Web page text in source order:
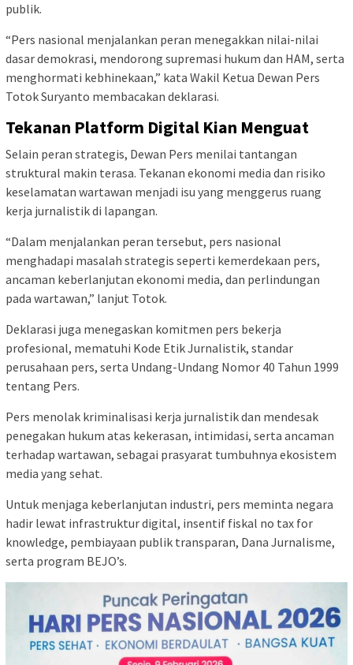
publik.
“Pers nasional menjalankan peran menegakkan nilai-nilai
dasar demokrasi, mendorong supremasi hukum dan HAM, serta
menghormati kebhinekaan,” kata Wakil Ketua Dewan Pers
Totok Suryanto membacakan deklarasi.
Tekanan Platform Digital Kian Menguat
Selain peran strategis, Dewan Pers menilai tantangan
struktural makin terasa. Tekanan ekonomi media dan risiko
keselamatan wartawan menjadi isu yang menggerus ruang
kerja jurnalistik di lapangan.
“Dalam menjalankan peran tersebut, pers nasional
menghadapi masalah strategis seperti kemerdekaan pers,
ancaman keberlanjutan ekonomi media, dan perlindungan
pada wartawan,” lanjut Totok.
Deklarasi juga menegaskan komitmen pers bekerja
profesional, mematuhi Kode Etik Jurnalistik, standar
perusahaan pers, serta Undang-Undang Nomor 40 Tahun 1999
tentang Pers.
Pers menolak kriminalisasi kerja jurnalistik dan mendesak
penegakan hukum atas kekerasan, intimidasi, serta ancaman
terhadap wartawan, sebagai prasyarat tumbuhnya ekosistem
media yang sehat.
Untuk menjaga keberlanjutan industri, pers meminta negara
hadir lewat infrastruktur digital, insentif fiskal no tax for
knowledge, pembiayaan publik transparan, Dana Jurnalisme,
serta program BEJO’s.